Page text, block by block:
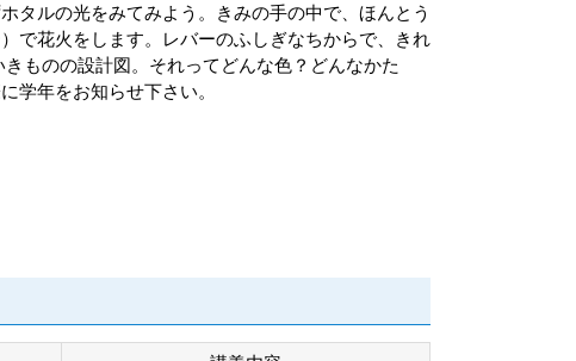
ルの光をみてみよう。きみの手の中で、ほんとう
で花火をします。レバーのふしぎなちからで、きれ
ものの設計図。それってどんな色？どんなかた
学年をお知らせ下さい。